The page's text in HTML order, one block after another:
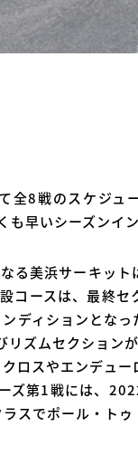
全8戦のスケジュ
早いシーズンイン
る美浜サーキット
コースは、最終セ
ディションとな
ズムセクション
ロスやエンデュ
ズ第1戦には、
スでポール・トゥ